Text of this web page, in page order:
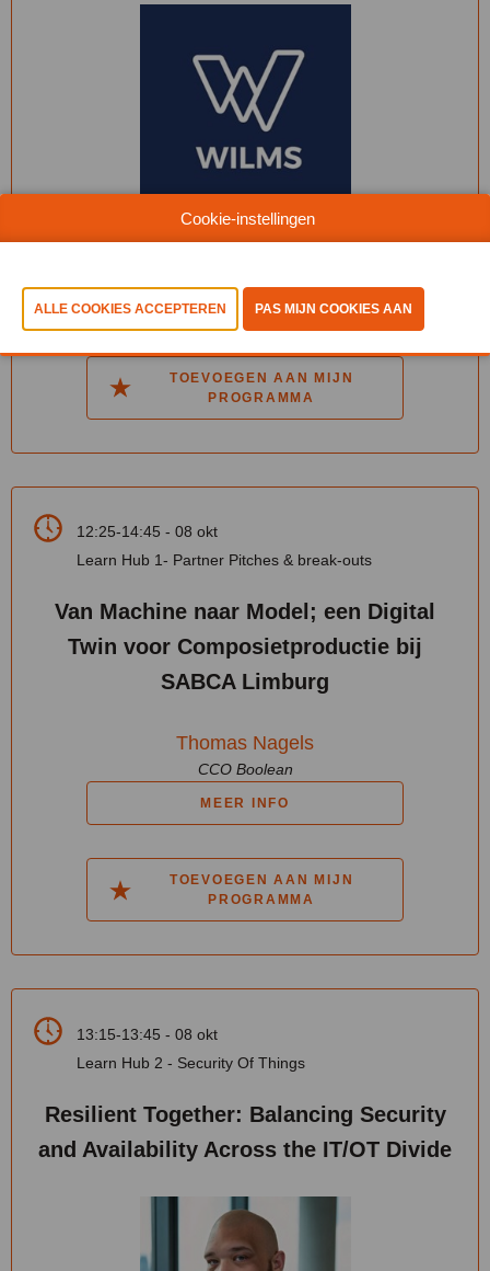
Yannick Phillipaerts & Jasper Louage
MEER INFO
TOEVOEGEN AAN MIJN
PROGRAMMA
12:25-14:45 - 08 okt
Learn Hub 1- Partner Pitches & break-outs
Van Machine naar Model; een Digital
Twin voor Composietproductie bij
SABCA Limburg
Thomas Nagels
CCO Boolean
MEER INFO
TOEVOEGEN AAN MIJN
PROGRAMMA
13:15-13:45 - 08 okt
Learn Hub 2 - Security Of Things
Resilient Together: Balancing Security
and Availability Across the IT/OT Divide
Cookie-instellingen